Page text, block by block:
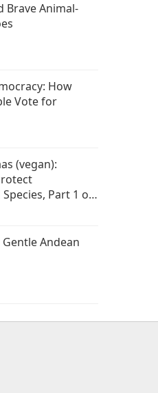
Brave Animal-
How
Vote for
(vegan):
Part 1 of
Andean